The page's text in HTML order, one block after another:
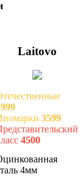
Laitovo
3599
4500
4мм